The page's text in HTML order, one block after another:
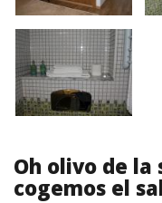
Oh olivo de
cogemos el